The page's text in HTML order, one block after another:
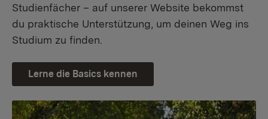
Studienfächer – auf unserer Website bekommst
du praktische Unterstützung, um deinen Weg ins
Studium zu finden.
Lerne die Basics kennen